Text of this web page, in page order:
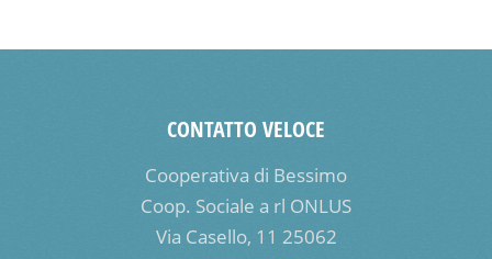
CONTATTO VELOCE
Cooperativa di Bessimo
Coop. Sociale a rl ONLUS
Via Casello, 11 25062